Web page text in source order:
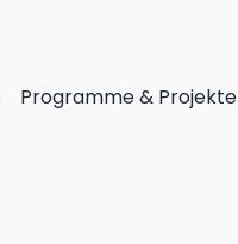
Programme & Projekte